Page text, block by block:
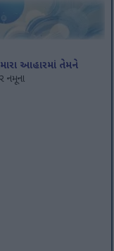
આહારમાં તેમને
નમૂના